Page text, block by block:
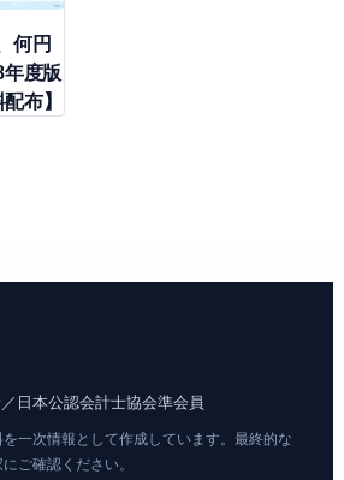
何円
年度版
布】
日本公認会計士協会準会員
一次情報として作成しています。最終的な
ご確認ください。